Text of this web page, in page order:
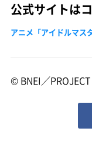
公式サイトは
アニメ「アイドルマス
© BNEI／